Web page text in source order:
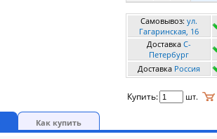
Самовывоз: ул.
Гагаринская, 16
Доставка C-
Петербург
Доставка Россия
Купить: шт.
Как купить